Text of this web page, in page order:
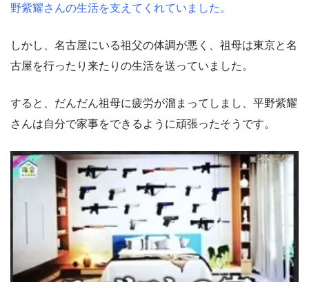
野紫耀さんの生活を支えてくれていました。
しかし、名古屋にいる祖父の体調が悪く、祖母は東京と名
古屋を行ったり来たりの生活を送っていました。
すると、だんだん祖母に疲労が溜まってしまし、平野紫耀
さんは自分で家事をできるように頑張ったそうです。